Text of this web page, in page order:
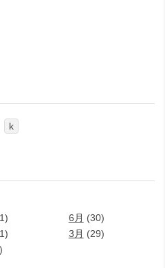
k
6月 (30)
3月 (29)